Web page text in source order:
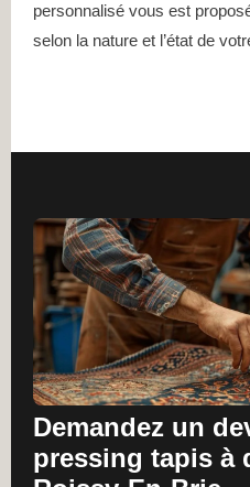
personnalisé vous est
selon la nature et l’état de
Demandez un
pressing tapis à